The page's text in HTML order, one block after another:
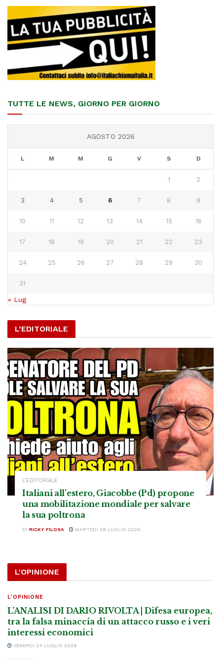
TUTTE LE NEWS, GIORNO PER GIORNO
AGOSTO 2026
L M M G V S D
1 2
3 4 5 6 7 8 9
10 11 12 13 14 15 16
17 18 19 20 21 22 23
24 25 26 27 28 29 30
31
« Lug
L’EDITORIALE
L’EDITORIALE
Italiani all’estero, Giacobbe (Pd) propone
una mobilitazione mondiale per salvare
la sua poltrona
DI RICKY FILOSA MARTEDÌ 28 LUGLIO 2026
L'OPINIONE
L'OPINIONE
L’ANALISI DI DARIO RIVOLTA | Difesa europea,
tra la falsa minaccia di un attacco russo e i veri
interessi economici
VENERDÌ 24 LUGLIO 2026